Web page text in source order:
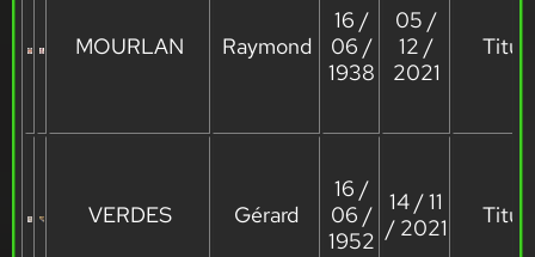
MOURLAN Raymond
16 /
06 /
1938
05 /
12 /
2021
VERDES Gérard
16 /
06 /
1952
14 / 11
/ 2021